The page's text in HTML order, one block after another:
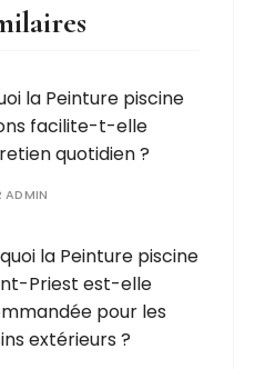
la Peinture piscine
facilite-t-elle
quotidien ?
ADMIN
la Peinture piscine
Priest est-elle
pour les
extérieurs ?